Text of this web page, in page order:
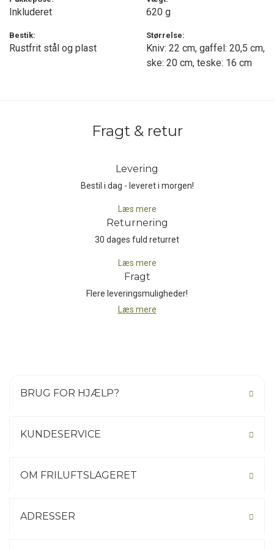
teske 16 cm - er gennemtænkt til både hverdagens måltider og
Outwell Calella Pouch Bestiksæt kombinerer holdbarhed,
funktionalitet og komfort i ét elegant og organiseret sæt, så du
Inkluderet 620 g
Bestik:
Rustfrit stål og plast
Størrelse:
Kniv: 22 cm, gaffel: 20,5 cm,
ske: 20 cm, teske: 16 cm
Fragt & retur
Levering
Bestil i dag - leveret i morgen!
Læs mere
Returnering
30 dages fuld returret
Læs mere
Fragt
Flere leveringsmuligheder!
Læs mere
BRUG FOR HJÆLP?
KUNDESERVICE
OM FRILUFTSLAGERET
ADRESSER